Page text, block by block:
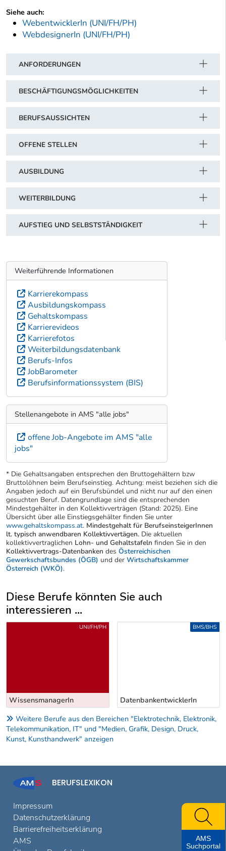
Siehe auch:
WebentwicklerIn (UNI/FH/PH)
WebdesignerIn (UNI/FH/PH)
ANFORDERUNGEN
BESCHÄFTIGUNGSMÖGLICHKEITEN
BERUFSAUSSICHTEN
OFFENE STELLEN
AUSBILDUNG
WEITERBILDUNG
AUFSTIEG UND SELBSTSTÄNDIGKEIT
Weiterführende Informationen
Karrierekompass
Ausbildungskompass
Gehaltskompass
Karrierevideos
Karrierefotos
Weiterbildungsdatenbank
Berufs-Infos
JobBarometer
Berufsinformationssystem (BIS)
Stellenangebote in AMS "alle jobs"
offene Job-Angebote im AMS "alle
jobs"
* Die Gehaltsangaben entsprechen den Bruttogehältern bzw
Bruttolöhnen beim Berufseinstieg. Achtung: meist beziehen sich die
Angaben jedoch auf ein Berufsbündel und nicht nur auf den einen
gesuchten Beruf. Datengrundlage sind die entsprechenden
Mindestgehälter in den Kollektivverträgen (Stand: 2025). Eine
Übersicht über alle Einstiegsgehälter finden Sie unter
www.gehaltskompass.at. Mindestgehalt für BerufseinsteigerInnen
lt. typisch anwendbaren Kollektivvertägen. Die aktuellen
kollektivvertraglichen Lohn- und Gehaltstafeln finden Sie in den
Kollektivvertrags-Datenbanken des Österreichischen
Gewerkschaftsbundes (ÖGB) und der Wirtschaftskammer
Österreich (WKÖ).
Diese Berufe könnten Sie auch
interessieren ...
Uber weitere Berufsvorschläge
WissensmanagerIn
UNI/FH/PH
DatenbankentwicklerIn
BMS/BHS
Weitere Berufe aus den Bereichen "Elektrotechnik, Elektronik,
Telekommunikation, IT" und "Medien, Grafik, Design, Druck,
Kunst, Kunsthandwerk" anzeigen
BERUFSLEXIKON
Impressum
Datenschutzerklärung
Barrierefreiheitserklärung
AMS
AMS
Suchportal